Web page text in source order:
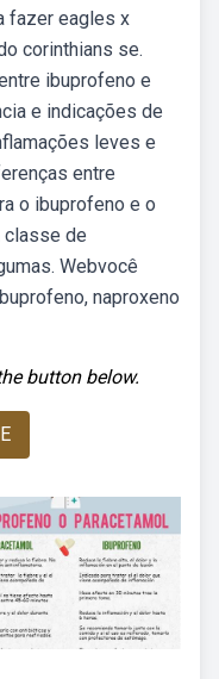
fazer eagles x
corinthians se.
ibuprofeno e
e indicações de
leves e
entre
o ibuprofeno e o
classe de
Webvocê
naproxeno
button below.